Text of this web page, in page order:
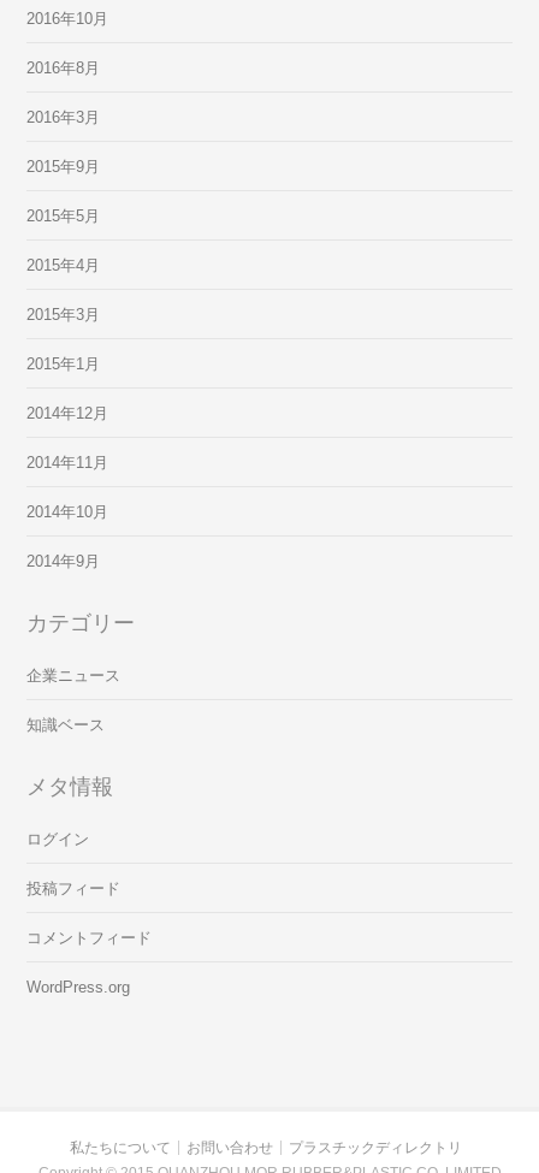
2016年10月
2016年8月
2016年3月
2015年9月
2015年5月
2015年4月
2015年3月
2015年1月
2014年12月
2014年11月
2014年10月
2014年9月
カテゴリー
企業ニュース
知識ベース
メタ情報
ログイン
投稿フィード
コメントフィード
WordPress.org
私たちについて お問い合わせ
プラスチックディレクトリ